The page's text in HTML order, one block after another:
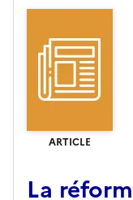
ARTICLE
La